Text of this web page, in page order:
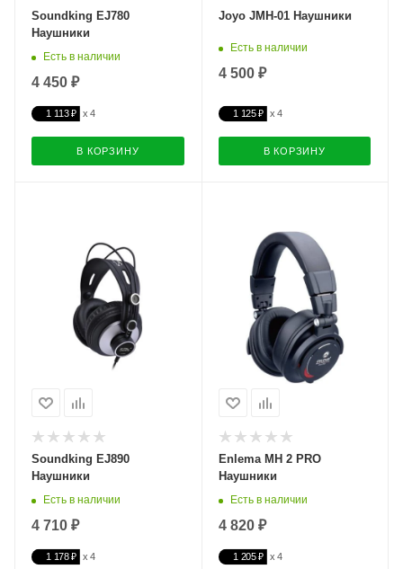
Soundking EJ780
Наушники
Есть в наличии
4 450 ₽
1 113 ₽
В КОРЗИНУ
Joyo JMH-01 Наушники
Есть в наличии
4 500 ₽
1 125 ₽
В КОРЗИНУ
Soundking EJ890
Наушники
Есть в наличии
4 710 ₽
1 178 ₽
Enlema MH 2 PRO
Наушники
Есть в наличии
4 820 ₽
1 205 ₽